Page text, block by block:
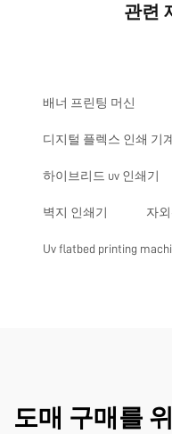
관련
배너 프린팅 머신
디지털 플렉스 인쇄 기계
하이브리드 uv 인쇄기
벽지 인쇄기 자외
Uv flatbed printing
도매 구매를